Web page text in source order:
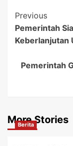
Post
Previous
Pemerintah
Keberlanjutan
Pemerintah
More Stories
Berita